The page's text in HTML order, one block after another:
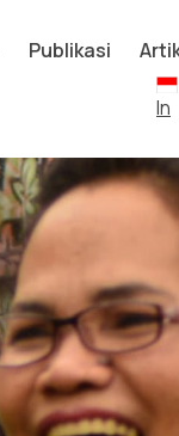
Publikasi
In